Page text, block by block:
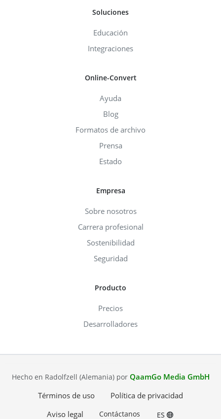
Soluciones
Educación
Integraciones
Online-Convert
Ayuda
Blog
Formatos de archivo
Prensa
Estado
Empresa
Sobre nosotros
Carrera profesional
Sostenibilidad
Seguridad
Producto
Precios
Desarrolladores
Hecho en Radolfzell (Alemania) por QaamGo Media GmbH
Términos de uso
Política de privacidad
Aviso legal
Contáctanos ES